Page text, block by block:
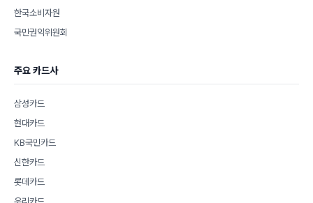
한국소비자원
국민권익위원회
주요 카드사
삼성카드
현대카드
KB국민카드
신한카드
롯데카드